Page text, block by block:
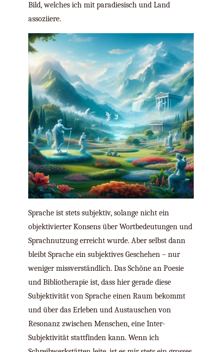
Bild, welches ich mit paradiesisch und Land
assoziiere.
Sprache ist stets subjektiv, solange nicht ein
objektivierter Konsens über Wortbedeutungen und
Sprachnutzung erreicht wurde. Aber selbst dann
bleibt Sprache ein subjektives Geschehen – nur
weniger missverständlich. Das Schöne an Poesie
und Bibliotherapie ist, dass hier gerade diese
Subjektivität von Sprache einen Raum bekommt
und über das Erleben und Austauschen von
Resonanz zwischen Menschen, eine Inter-
Subjektivität stattfinden kann. Wenn ich